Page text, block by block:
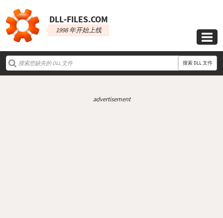
DLL‑FILES.COM
1998 年开始上线

搜索 DLL 文件
advertisement